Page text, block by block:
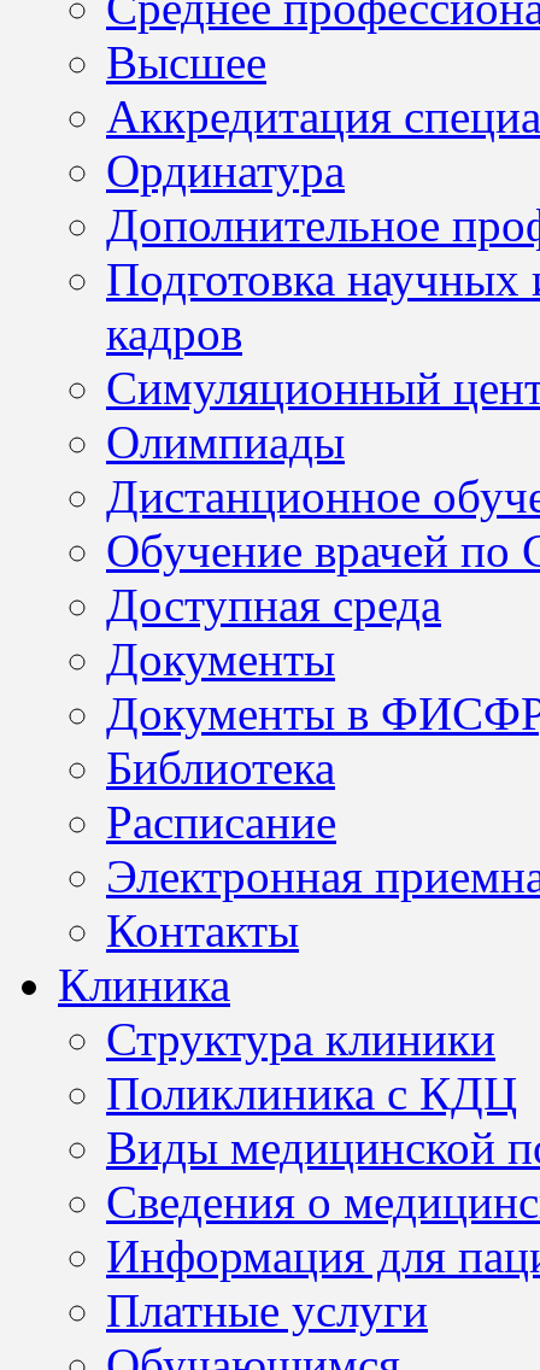
Высшее
Аккредитация
Ординатура
Дополнительное
Подготовка научных
кадров
Симуляционный
Олимпиады
Дистанционное
Обучение врачей по
Доступная среда
Документы
Документы в
Библиотека
Расписание
Электронная
Контакты
Клиника
Структура клиники
Поликлиника с КДЦ
Виды медицинской
Сведения о
Информация для
Платные услуги